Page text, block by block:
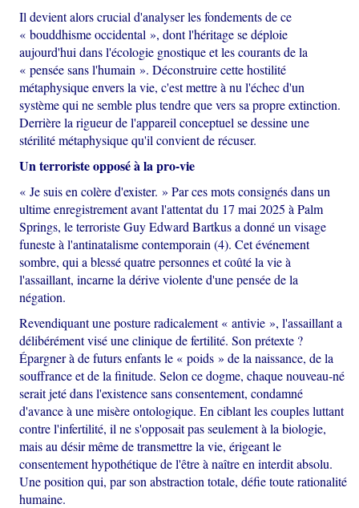
Il devient alors crucial d'analyser les fondements de ce
« bouddhisme occidental », dont l'héritage se déploie
aujourd'hui dans l'écologie gnostique et les courants de la
« pensée sans l'humain ». Déconstruire cette hostilité
métaphysique envers la vie, c'est mettre à nu l'échec d'un
système qui ne semble plus tendre que vers sa propre extinction.
Derrière la rigueur de l'appareil conceptuel se dessine une
stérilité métaphysique qu'il convient de récuser.
Un terroriste opposé à la pro-vie
« Je suis en colère d'exister. » Par ces mots consignés dans un
ultime enregistrement avant l'attentat du 17 mai 2025 à Palm
Springs, le terroriste Guy Edward Bartkus a donné un visage
funeste à l'antinatalisme contemporain (4). Cet événement
sombre, qui a blessé quatre personnes et coûté la vie à
l'assaillant, incarne la dérive violente d'une pensée de la
négation.
Revendiquant une posture radicalement « antivie », l'assaillant a
délibérément visé une clinique de fertilité. Son prétexte ?
Épargner à de futurs enfants le « poids » de la naissance, de la
souffrance et de la finitude. Selon ce dogme, chaque nouveau-né
serait jeté dans l'existence sans consentement, condamné
d'avance à une misère ontologique. En ciblant les couples luttant
contre l'infertilité, il ne s'opposait pas seulement à la biologie,
mais au désir même de transmettre la vie, érigeant le
consentement hypothétique de l'être à naître en interdit absolu.
Une position qui, par son abstraction totale, défie toute rationalité
humaine.